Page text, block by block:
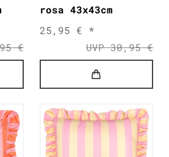
€
rosa 43x43cm
UVP 30,95 €
25,95 € *